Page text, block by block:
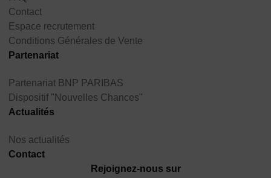
Contact
Espace recrutement
Conditions Générales de Vente
Partenariat
Partenariat BNP PARIBAS
Dispositif "Nouvelles Chances"
Actualités
Nos actualités
Contact
Rejoignez-nous sur